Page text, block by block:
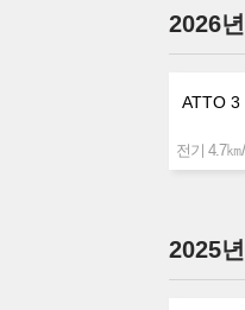
2026
ATTO 3
전기 4.7㎞
2025